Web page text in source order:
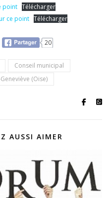
point Télécharger
ce point Télécharger
20
Conseil municipal
(Oise)
AUSSI AIMER